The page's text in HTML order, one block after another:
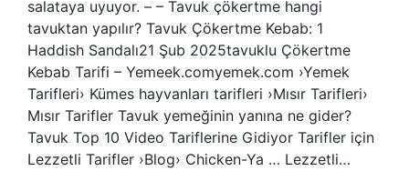
salataya uyuyor. – – Tavuk çökertme hangi
tavuktan yapılır? Tavuk Çökertme Kebab: 1
Haddish Sandalı21 Şub 2025tavuklu Çökertme
Kebab Tarifi – Yemeek.comyemek.com ›Yemek
Tarifleri› Kümes hayvanları tarifleri ›Mısır Tarifleri›
Mısır Tarifler Tavuk yemeğinin yanına ne gider?
Tavuk Top 10 Video Tariflerine Gidiyor Tarifler için
Lezzetli Tarifler ›Blog› Chicken-Ya … Lezzetli…